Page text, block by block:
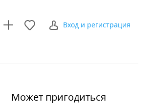
Вход и регистрация
Может пригодиться